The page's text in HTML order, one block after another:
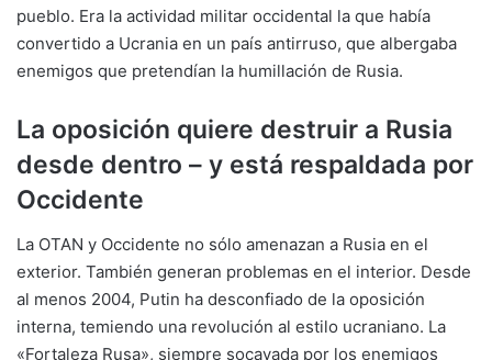
pueblo. Era la actividad militar occidental la que había
convertido a Ucrania en un país antirruso, que albergaba
enemigos que pretendían la humillación de Rusia.
La oposición quiere destruir a Rusia
desde dentro – y está respaldada por
Occidente
La OTAN y Occidente no sólo amenazan a Rusia en el
exterior. También generan problemas en el interior. Desde
al menos 2004, Putin ha desconfiado de la oposición
interna, temiendo una revolución al estilo ucraniano. La
«Fortaleza Rusa», siempre socavada por los enemigos